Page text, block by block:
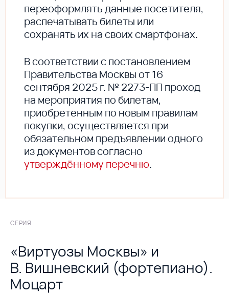
переоформлять данные посетителя,
распечатывать билеты или
сохранять их на своих смартфонах.
В соответствии с постановлением
Правительства Москвы от 16
сентября 2025 г. № 2273-ПП проход
на мероприятия по билетам,
приобретенным по новым правилам
покупки, осуществляется при
обязательном предъявлении одного
из документов согласно
утверждённому перечню.
СЕРИЯ
«Виртуозы Москвы» и
В. Вишневский (фортепиано).
Моцарт